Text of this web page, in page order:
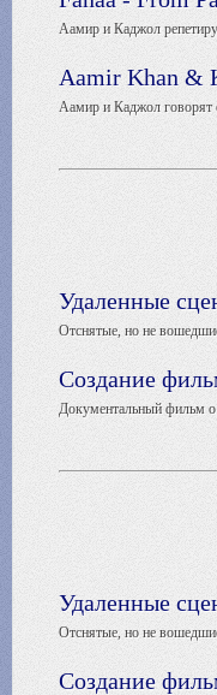
Аамир и Каджол
Aamir Khan &
Аамир и Каджол говорят
Удаленные
Отснятые, но не
Создание
Документальный фильм
Удаленные
Отснятые, но не
Создание